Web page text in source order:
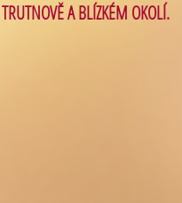
A BLÍZKÉM OKOLÍ.